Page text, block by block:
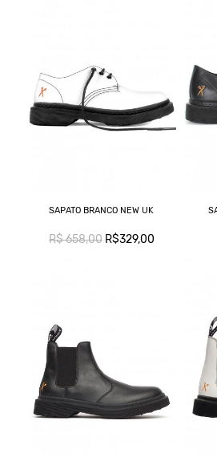
SAPATO BRANCO NEW UK
R$ 658,00R$329,00